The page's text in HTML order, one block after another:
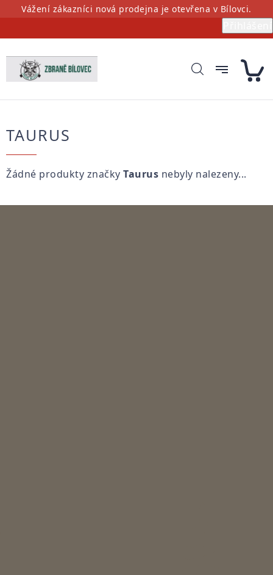
PřejítVážení zákazníci nová prodejna je otevřena v Bílovci.
TAURUS
Žádné produkty značky Taurus nebyly nalezeny...